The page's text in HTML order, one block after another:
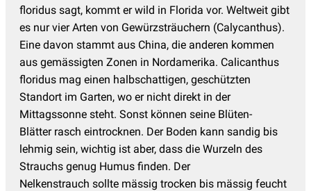
floridus sagt, kommt er wild in Florida vor. Weltweit gibt
es nur vier Arten von Gewürzsträuchern (Calycanthus).
Eine davon stammt aus China, die anderen kommen
aus gemässigten Zonen in Nordamerika. Calicanthus
floridus mag einen halbschattigen, geschützten
Standort im Garten, wo er nicht direkt in der
Mittagssonne steht. Sonst können seine Blüten-
Blätter rasch eintrocknen. Der Boden kann sandig bis
lehmig sein, wichtig ist aber, dass die Wurzeln des
Strauchs genug Humus finden. Der
Nelkenstrauch sollte mässig trocken bis mässig feucht